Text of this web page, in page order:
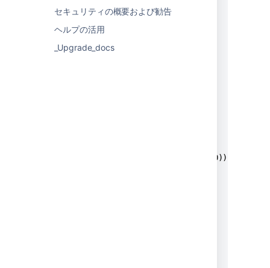
セキュリティの概要および勧告
ヘルプの活用
_Upgrade_docs
CREATE TABLE issue_history (
issue_id varchar(50),
changelog_id varchar(50),
author_id varchar(50),
additional_information varchar(2000));